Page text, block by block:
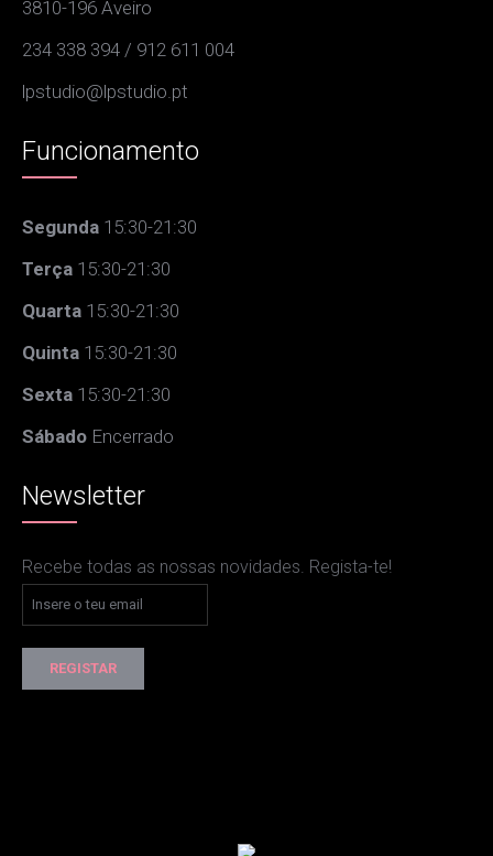
3810-196 Aveiro
234 338 394 / 912 611 004
lpstudio@lpstudio.pt
Funcionamento
Segunda 15:30-21:30
Terça 15:30-21:30
Quarta 15:30-21:30
Quinta 15:30-21:30
Sexta 15:30-21:30
Sábado Encerrado
Newsletter
Recebe todas as nossas novidades. Regista-te!